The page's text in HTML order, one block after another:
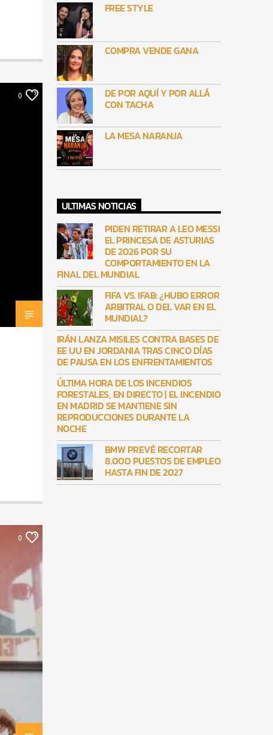
0
0
FREE STYLE
COMPRA VENDE GANA
DE POR AQUÍ Y POR ALLÁ
CON TACHA
LA MESA NARANJA
ULTIMAS NOTICIAS
PIDEN RETIRAR A LEO MESSI
EL PRINCESA DE ASTURIAS
DE 2026 POR SU
COMPORTAMIENTO EN LA
FINAL DEL MUNDIAL
FIFA VS. IFAB: ¿HUBO ERROR
ARBITRAL O DEL VAR EN EL
MUNDIAL?
IRÁN LANZA MISILES CONTRA BASES DE
EE UU EN JORDANIA TRAS CINCO DÍAS
DE PAUSA EN LOS ENFRENTAMIENTOS
ÚLTIMA HORA DE LOS INCENDIOS
FORESTALES, EN DIRECTO | EL INCENDIO
EN MADRID SE MANTIENE SIN
REPRODUCCIONES DURANTE LA
NOCHE
BMW PREVÉ RECORTAR
8.000 PUESTOS DE EMPLEO
HASTA FIN DE 2027